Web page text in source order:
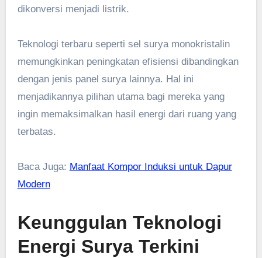
dikonversi menjadi listrik.
Teknologi terbaru seperti sel surya monokristalin
memungkinkan peningkatan efisiensi dibandingkan
dengan jenis panel surya lainnya. Hal ini
menjadikannya pilihan utama bagi mereka yang
ingin memaksimalkan hasil energi dari ruang yang
terbatas.
Baca Juga: Manfaat Kompor Induksi untuk Dapur
Modern
Keunggulan Teknologi
Energi Surya Terkini